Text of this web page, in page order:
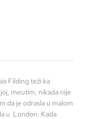
Filding teži ka
meutim, nikada nije
da je odrasla u malom
u London. Kada